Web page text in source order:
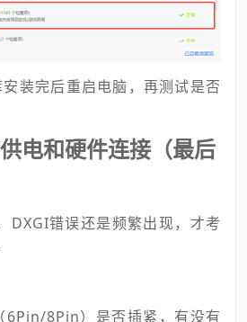
装完后重启电脑，再测试是否
电和硬件连接（最后
DXGI错误还是频繁出现，才考
6Pin/8Pin）是否插紧，有没有